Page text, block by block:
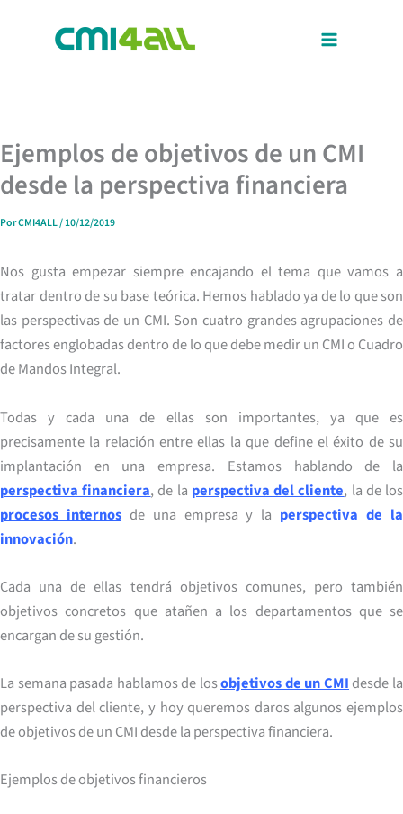
Ejemplos de objetivos de un CMI
desde la perspectiva financiera
PorCMI4ALL/10/12/2019
Nos gusta empezar siempre encajando el tema que vamos a
tratar dentro de su base teórica. Hemos hablado ya de lo que son
las perspectivas de un CMI. Son cuatro grandes agrupaciones de
factores englobadas dentro de lo que debe medir un CMI o Cuadro
de Mandos Integral.
Todas y cada una de ellas son importantes, ya que es
precisamente la relación entre ellas la que define el éxito de su
implantación en una empresa. Estamos hablando de la
perspectiva financiera, de la perspectiva del cliente, la de los
procesos internosde una empresa y la perspectiva de la
innovación.
Cada una de ellas tendrá objetivos comunes, pero también
objetivos concretos que atañen a los departamentos que se
encargan de su gestión.
La semana pasada hablamos de losobjetivos de un CMIdesde la
perspectiva del cliente, y hoy queremos daros algunos ejemplos
de objetivos de un CMI desde la perspectiva financiera.
Ejemplos de objetivos financieros